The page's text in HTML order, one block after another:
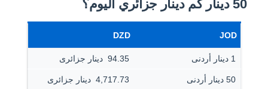
50 دينار كم دينار جزائري اليوم؟
JOD
DZD
1 دينار أردنى 94.35 ‏ دينار جزائرى
50 دينار أردنى 4,717.73 ‏ دينار جزائرى